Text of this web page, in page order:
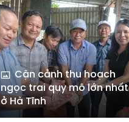
Cận cảnh thu hoạch
ngọc trai quy mô lớn nhất
ở Hà Tĩnh